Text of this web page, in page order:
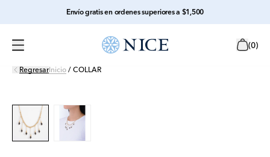
Envío gratis en ordenes superiores a $1,500
(0)
RegresarInicio / COLLAR